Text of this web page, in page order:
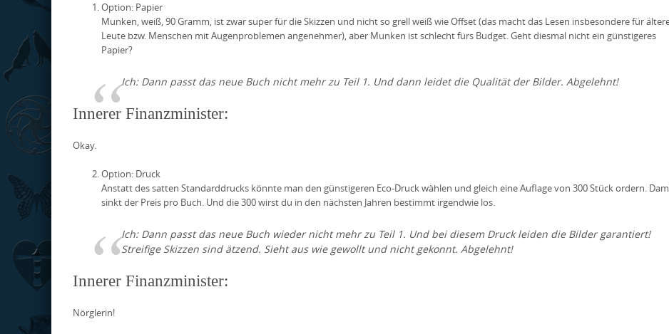
Option: Papier
Munken, weiß, 90 Gramm, ist zwar super für die Skizzen und nicht so grell weiß wie Offset (das macht das Lesen insbesondere für
Leute bzw. Menschen mit Augenproblemen angenehmer), aber Munken ist schlecht fürs Budget. Geht diesmal nicht ein günstigeres
Papier?
Ich: Dann passt das neue Buch nicht mehr zu Teil 1. Und dann leidet die Qualität der Bilder. Abgelehnt!
Innerer Finanzminister:
Okay.
Option: Druck
Anstatt des satten Standarddrucks könnte man den günstigeren Eco-Druck wählen und gleich eine Auflage von 300 Stück ordern.
sinkt der Preis pro Buch. Und die 300 wirst du in den nächsten Jahren bestimmt irgendwie los.
Ich: Dann passt das neue Buch wieder nicht mehr zu Teil 1. Und bei diesem Druck leiden die Bilder garantiert!
Streifige Skizzen sind ätzend. Sieht aus wie gewollt und nicht gekonnt. Abgelehnt!
Innerer Finanzminister:
Nörglerin!